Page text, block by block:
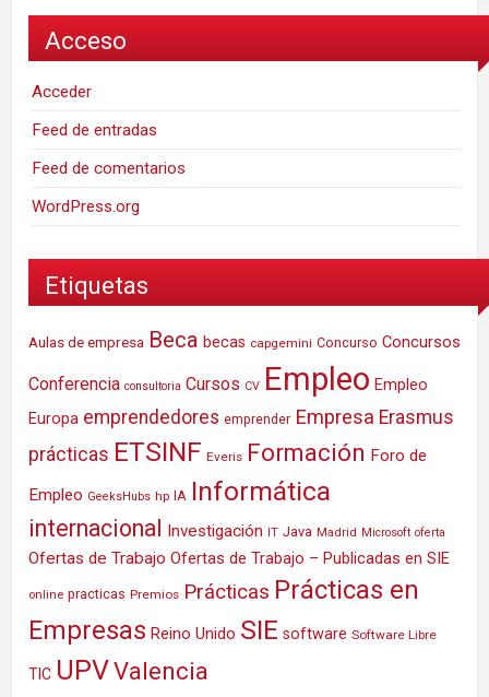
Acceso
Acceder
Feed de entradas
Feed de comentarios
WordPress.org
Etiquetas
Aulas de empresa Beca becas capgemini Concurso Concursos
Conferencia consultoria Cursos CV Empleo Empleo
Europa emprendedores emprender Empresa Erasmus
prácticas ETSINF Everis Formación Foro de
Empleo GeeksHubs hp IA Informática
internacional Investigación IT Java Madrid Microsoft oferta
Ofertas de Trabajo Ofertas de Trabajo – Publicadas en SIE
online practicas Premios Prácticas Prácticas en
Empresas Reino Unido SIE software Software Libre
TIC UPVValencia